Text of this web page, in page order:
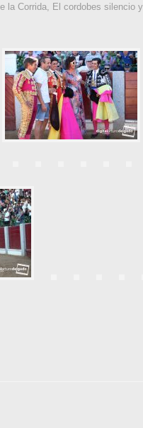
la Corrida, El cordobes silencio y